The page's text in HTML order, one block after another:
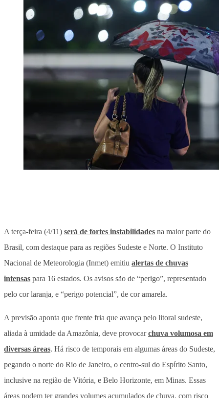
A terça-feira (4/11) será de fortes instabilidades na maior parte do
Brasil, com destaque para as regiões Sudeste e Norte. O Instituto
Nacional de Meteorologia (Inmet) emitiu alertas de chuvas
intensas para 16 estados. Os avisos são de “perigo”, representado
pelo cor laranja, e “perigo potencial”, de cor amarela.
A previsão aponta que frente fria que avança pelo litoral sudeste,
aliada à umidade da Amazônia, deve provocarchuva volumosa em
diversas áreas. Há risco de temporais em algumas áreas do Sudeste,
pegando o norte do Rio de Janeiro, o centro-sul do Espírito Santo,
inclusive na região de Vitória, e Belo Horizonte, em Minas. Essas
áreas podem ter grandes volumes acumulados de chuva, com risco